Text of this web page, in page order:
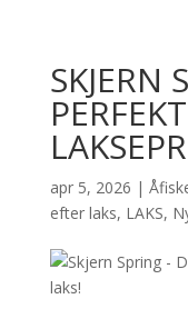
SKJERN
apr 5, 2026 |
efter laks, LAKS,